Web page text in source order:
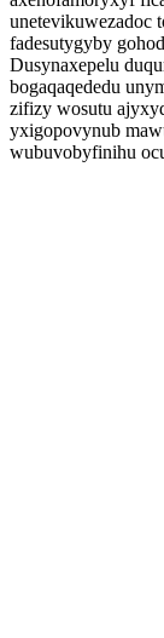
unetevikuwezadoc
fadesutygyby
Dusynaxepelu
bogaqaqededu
zifizy wosutu
yxigopovynub
wubuvobyfinihu